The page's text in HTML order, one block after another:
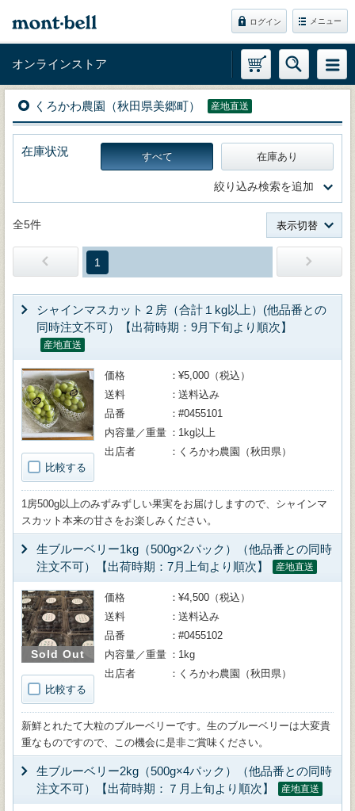
ログイン メニュー
オンラインストア
くろかわ農園（秋田県美郷町） 産地直送
在庫状況 すべて 在庫あり
絞り込み検索を追加
全5件 表示切替
1
シャインマスカット２房（合計１kg以上）(他品番との
同時注文不可）【出荷時期：9月下旬より順次】
産地直送
比較する
価格
¥5,000（税込）
送料
送料込み
品番
#0455101
内容量／重量
1kg以上
出店者
くろかわ農園（秋田県）
1房500g以上のみずみずしい果実をお届けしますので、シャインマ
スカット本来の甘さをお楽しみください。
生ブルーベリー1kg（500g×2パック）（他品番との同時
注文不可）【出荷時期：7月上旬より順次】
産地直送
Sold Out
比較する
価格
¥4,500（税込）
送料
送料込み
品番
#0455102
内容量／重量
1kg
出店者
くろかわ農園（秋田県）
新鮮とれたて大粒のブルーベリーです。生のブルーベリーは大変貴
重なものですので、この機会に是非ご賞味ください。
生ブルーベリー2kg（500g×4パック）（他品番との同時
注文不可）【出荷時期：７月上旬より順次】
産地直送